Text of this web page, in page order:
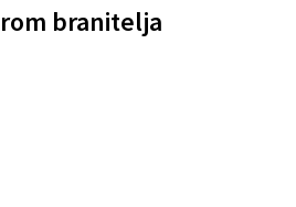
branitelja